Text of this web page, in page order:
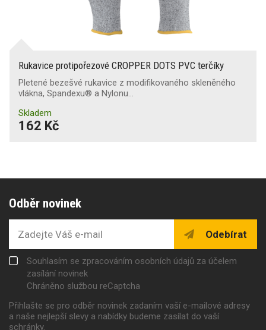
Rukavice protipořezové CROPPER DOTS PVC terčíky
Pletené bezešvé rukavice z modifikovaného skleněného
vlákna, Spandexu® a Nylonu…
Skladem
162 Kč
Odběr novinek
Odebírat
Souhlasím se zpracováním osobních údajů za účelem
zasílání novinek
Chráněno službou reCaptcha
Přihlašte se pro odběr novinek zadaním vaší e-mailové adresy
a naše nejlepší slevy a nabídky budeme zasílat do vaší
schránky.